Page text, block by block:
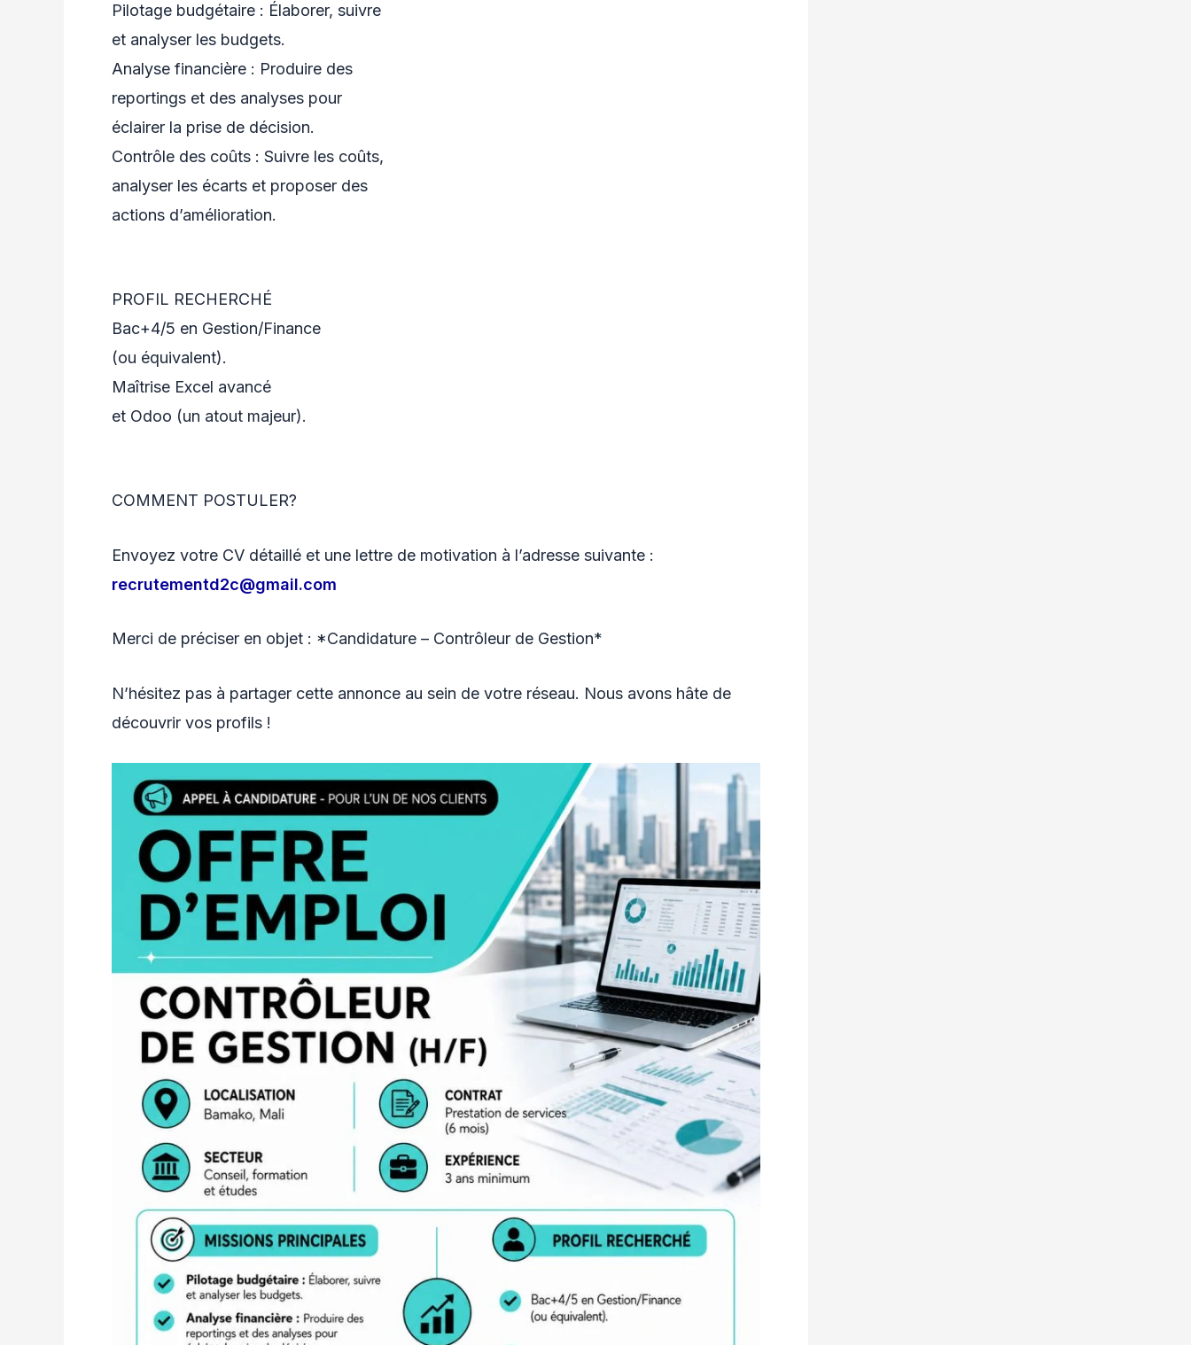
Pilotage budgétaire : Élaborer, suivre
et analyser les budgets.
Analyse financière : Produire des
reportings et des analyses pour
éclairer la prise de décision.
Contrôle des coûts : Suivre les coûts,
analyser les écarts et proposer des
actions d’amélioration.
PROFIL RECHERCHÉ
Bac+4/5 en Gestion/Finance
(ou équivalent).
Maîtrise Excel avancé
et Odoo (un atout majeur).
COMMENT POSTULER?
Envoyez votre CV détaillé et une lettre de motivation à l’adresse suivante :
recrutementd2c@gmail.com
Merci de préciser en objet : *Candidature – Contrôleur de Gestion*
N’hésitez pas à partager cette annonce au sein de votre réseau. Nous avons hâte de
découvrir vos profils !